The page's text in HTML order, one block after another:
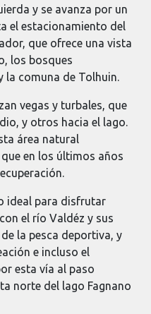
y se avanza por un
el estacionamiento del
que ofrece una vista
los bosques
la comuna de Tolhuin.
vegas y turbales, que
y otros hacia el lago.
área natural
en los últimos años
ideal para disfrutar
el río Valdéz y sus
la pesca deportiva, y
e incluso el
esta vía al paso
norte del lago Fagnano